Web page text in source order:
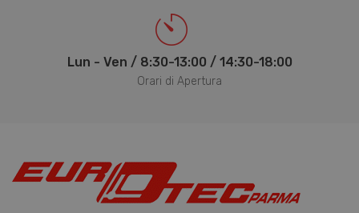
Lun - Ven / 8:30-13:00 / 14:30-18:00
Orari di Apertura